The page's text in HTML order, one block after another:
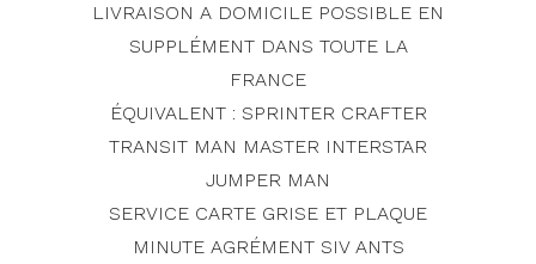
LIVRAISON A DOMICILE POSSIBLE EN
SUPPLÉMENT DANS TOUTE LA
FRANCE
ÉQUIVALENT : SPRINTER CRAFTER
TRANSIT MAN MASTER INTERSTAR
JUMPER MAN
SERVICE CARTE GRISE ET PLAQUE
MINUTE AGRÉMENT SIV ANTS